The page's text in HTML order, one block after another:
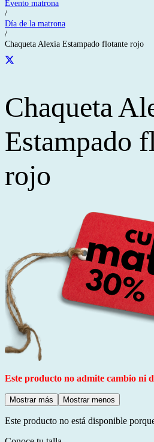
Evento matrona
/
Día de la matrona
/
Chaqueta Alexia Estampado flotante rojo
Chaqueta
Estampado
rojo
Este producto no admite cambio ni
Mostrar más Mostrar menos
Este producto no está disponible